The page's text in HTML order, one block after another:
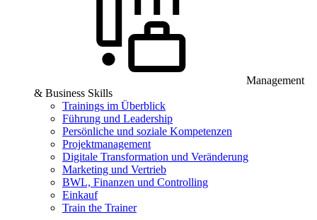
Management
& Business Skills
Trainings im Überblick
Führung und Leadership
Persönliche und soziale Kompetenzen
Projektmanagement
Digitale Transformation und Veränderung
Marketing und Vertrieb
BWL, Finanzen und Controlling
Einkauf
Train the Trainer